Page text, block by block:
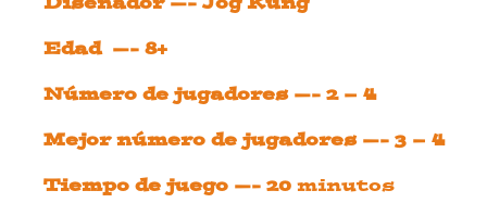
Edad —- 8+
Número de jugadores —- 2 – 4
Mejor número de jugadores —- 3 – 4
Tiempo de juego —- 20 minutos